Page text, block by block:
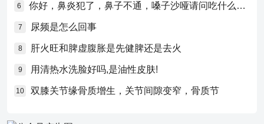
6 你好，鼻炎犯了，鼻子不通，嗓子沙哑请问吃什么药比较好？
7 尿频是怎么回事
8 肝火旺和脾虚腹胀是先健脾还是去火
9 用清热水洗脸好吗,是油性皮肤!
10 双膝关节缘骨质增生，关节间隙变窄，骨质节